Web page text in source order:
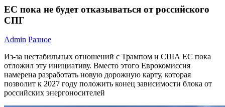
ЕС пока не будет отказываться от российского
СПГ
Admin Разное
Из-за нестабильных отношений с Трампом и США ЕС пока
отложил эту инициативу. Вместо этого Еврокомиссия
намерена разработать новую дорожную карту, которая
позволит к 2027 году положить конец зависимости блока от
российских энергоносителей